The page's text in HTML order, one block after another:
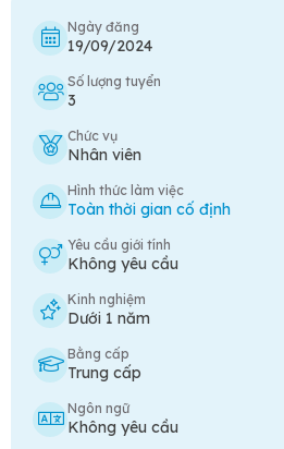
Ngày đăng
19/09/2024
Số lượng tuyển
3
Chức vụ
Nhân viên
Hình thức làm việc
Toàn thời gian cố định
Yêu cầu giới tính
Không yêu cầu
Kinh nghiệm
Dưới 1 năm
Bằng cấp
Trung cấp
Ngôn ngữ
Không yêu cầu